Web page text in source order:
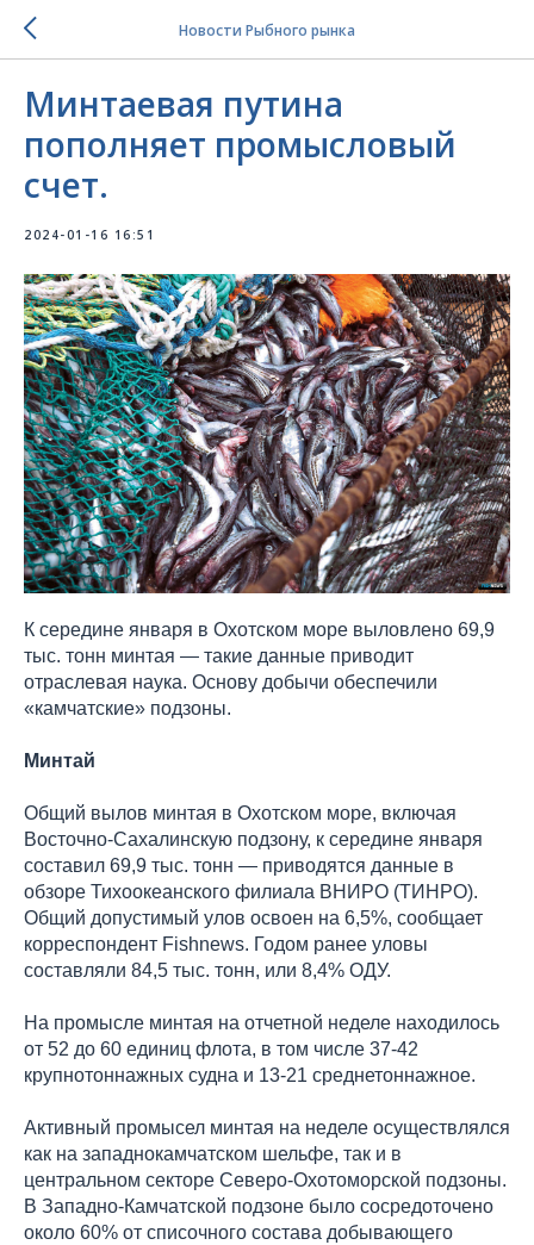
Новости Рыбного рынка
Минтаевая путина
пополняет промысловый
счет.
2024-01-16 16:51
К середине января в Охотском море выловлено 69,9
тыс. тонн минтая — такие данные приводит
отраслевая наука. Основу добычи обеспечили
«камчатские» подзоны.
Минтай
Общий вылов минтая в Охотском море, включая
Восточно-Сахалинскую подзону, к середине января
составил 69,9 тыс. тонн — приводятся данные в
обзоре Тихоокеанского филиала ВНИРО (ТИНРО).
Общий допустимый улов освоен на 6,5%, сообщает
корреспондент Fishnews. Годом ранее уловы
составляли 84,5 тыс. тонн, или 8,4% ОДУ.
На промысле минтая на отчетной неделе находилось
от 52 до 60 единиц флота, в том числе 37-42
крупнотоннажных судна и 13-21 среднетоннажное.
Активный промысел минтая на неделе осуществлялся
как на западнокамчатском шельфе, так и в
центральном секторе Северо-Охотоморской подзоны.
В Западно-Камчатской подзоне было сосредоточено
около 60% от списочного состава добывающего